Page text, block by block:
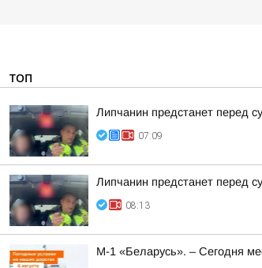
ТОП
Липчанин предстанет перед
07:09
Липчанин предстанет перед
08:13
М-1 «Беларусь». – Сегодня